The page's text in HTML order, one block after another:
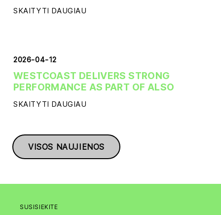
SKAITYTI DAUGIAU
2026-04-12
WESTCOAST DELIVERS STRONG
PERFORMANCE AS PART OF ALSO
SKAITYTI DAUGIAU
VISOS NAUJIENOS
SUSISIEKITE